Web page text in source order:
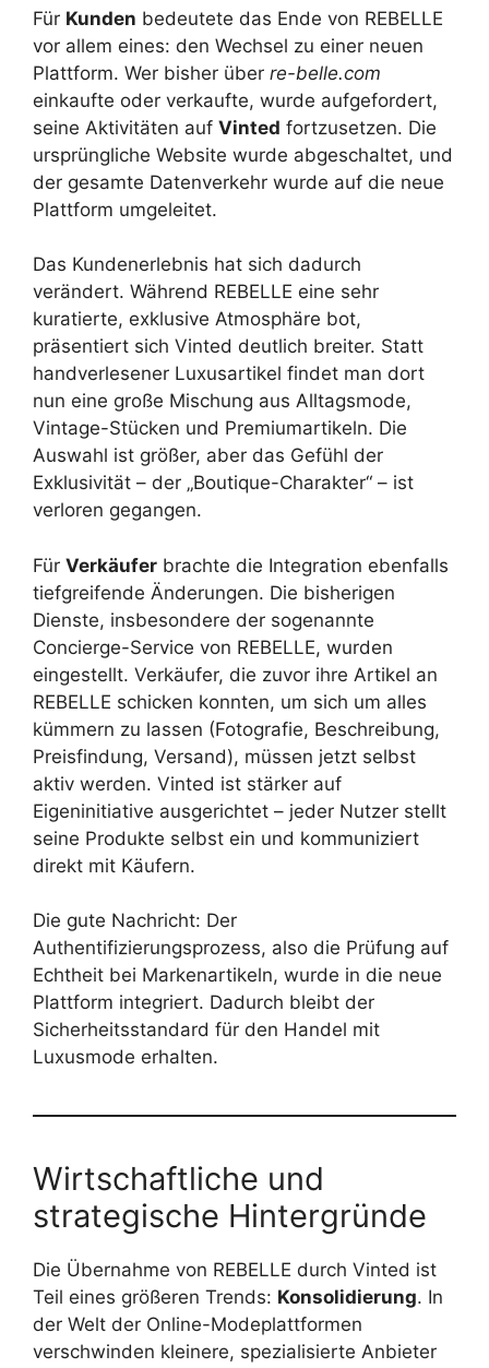
Für Kunden bedeutete das Ende von REBELLE
vor allem eines: den Wechsel zu einer neuen
Plattform. Wer bisher über re-belle.com
einkaufte oder verkaufte, wurde aufgefordert,
seine Aktivitäten auf Vinted fortzusetzen. Die
ursprüngliche Website wurde abgeschaltet, und
der gesamte Datenverkehr wurde auf die neue
Plattform umgeleitet.
Das Kundenerlebnis hat sich dadurch
verändert. Während REBELLE eine sehr
kuratierte, exklusive Atmosphäre bot,
präsentiert sich Vinted deutlich breiter. Statt
handverlesener Luxusartikel findet man dort
nun eine große Mischung aus Alltagsmode,
Vintage-Stücken und Premiumartikeln. Die
Auswahl ist größer, aber das Gefühl der
Exklusivität – der „Boutique-Charakter“ – ist
verloren gegangen.
Für Verkäufer brachte die Integration ebenfalls
tiefgreifende Änderungen. Die bisherigen
Dienste, insbesondere der sogenannte
Concierge-Service von REBELLE, wurden
eingestellt. Verkäufer, die zuvor ihre Artikel an
REBELLE schicken konnten, um sich um alles
kümmern zu lassen (Fotografie, Beschreibung,
Preisfindung, Versand), müssen jetzt selbst
aktiv werden. Vinted ist stärker auf
Eigeninitiative ausgerichtet – jeder Nutzer stellt
seine Produkte selbst ein und kommuniziert
direkt mit Käufern.
Die gute Nachricht: Der
Authentifizierungsprozess, also die Prüfung auf
Echtheit bei Markenartikeln, wurde in die neue
Plattform integriert. Dadurch bleibt der
Sicherheitsstandard für den Handel mit
Luxusmode erhalten.
Wirtschaftliche und
strategische Hintergründe
Die Übernahme von REBELLE durch Vinted ist
Teil eines größeren Trends: Konsolidierung. In
der Welt der Online-Modeplattformen
verschwinden kleinere, spezialisierte Anbieter